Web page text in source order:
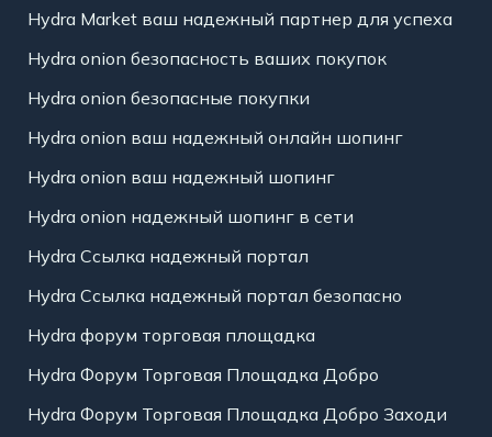
Hydra Market ваш надежный партнер для успеха
Hydra onion безопасность ваших покупок
Hydra onion безопасные покупки
Hydra onion ваш надежный онлайн шопинг
Hydra onion ваш надежный шопинг
Hydra onion надежный шопинг в сети
Hydra Ссылка надежный портал
Hydra Ссылка надежный портал безопасно
Hydra форум торговая площадка
Hydra Форум Торговая Площадка Добро
Hydra Форум Торговая Площадка Добро Заходи